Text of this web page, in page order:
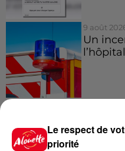
9 août
Un
La
Le respect de
priorité